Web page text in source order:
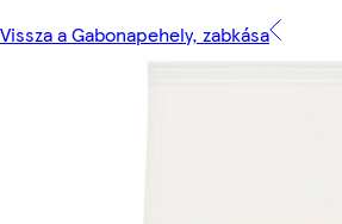
Vissza a Gabonapehely, zabkása